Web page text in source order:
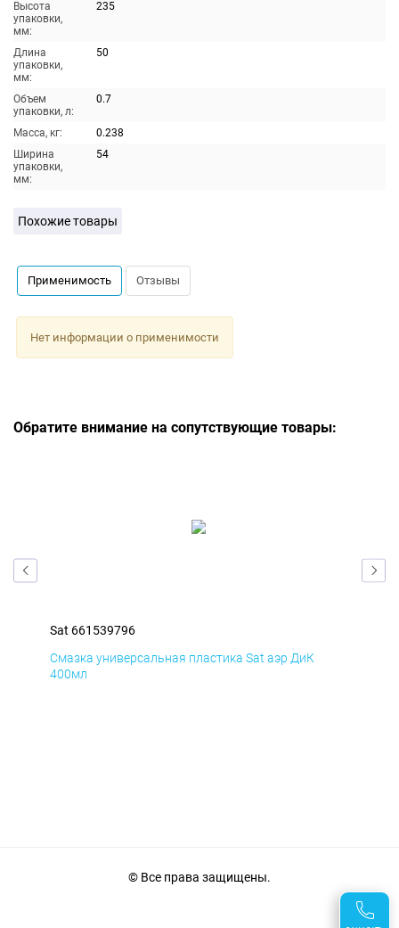
Высота
упаковки,
мм:
235
Длина
упаковки,
мм:
50
Объем
упаковки, л:
0.7
Масса, кг:
0.238
Ширина
упаковки,
мм:
54
Похожие товары
Применимость Отзывы
Нет информации о применимости
Обратите внимание на сопутствующие товары:
Sat 661539796
Смазка универсальная пластика Sat аэр ДиК
400мл
© Все права защищены.